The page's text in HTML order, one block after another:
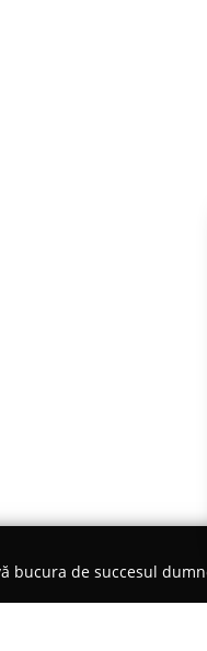
bucura de succesul